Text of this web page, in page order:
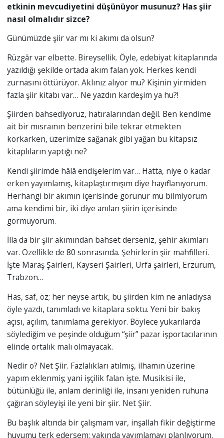
etkinin mevcudiyetini düşünüyor musunuz? Has şiir
nasıl olmalıdır sizce?
Günümüzde şiir var mı ki akımı da olsun?
Rüzgâr var elbette. Bireysellik. Öyle, edebiyat kitaplarında
yazıldığı şekilde ortada akım falan yok. Herkes kendi
zurnasını öttürüyor. Aklınız alıyor mu? Kişinin yirmiden
fazla şiir kitabı var… Ne yazdın kardeşim ya hu?!
Şiirden bahsediyoruz, hatıralarından değil. Ben kendime
ait bir mısraının benzerini bile tekrar etmekten
korkarken, üzerimize sağanak gibi yağan bu kitapsız
kitaplıların yaptığı ne?
Kendi şiirimde hâlâ endişelerim var… Hatta, niye o kadar
erken yayımlamış, kitaplaştırmışım diye hayıflanıyorum.
Herhangi bir akımın içerisinde görünür mü bilmiyorum
ama kendimi bir, iki diye anılan şiirin içerisinde
görmüyorum.
İlla da bir şiir akımından bahset derseniz, şehir akımları
var. Özellikle de 80 sonrasında. Şehirlerin şiir mahfilleri.
İşte Maraş Şairleri, Kayseri Şairleri, Urfa şairleri, Erzurum,
Trabzon…
Has, saf, öz; her neyse artık, bu şiirden kim ne anladıysa
öyle yazdı, tanımladı ve kitaplara soktu. Yeni bir bakış
açısı, açılım, tanımlama gerekiyor. Böylece yukarılarda
söylediğim ve peşinde olduğum “şiir” pazar işportacılarının
elinde ortalık malı olmayacak.
Nedir o? Net Şiir. Fazlalıkları atılmış, ilhamın üzerine
yapım eklenmiş; yani işçilik falan işte. Musikisi ile,
bütünlüğü ile, anlam derinliği ile, insanı yeniden ruhuna
çağıran söyleyişi ile yeni bir şiir. Net Şiir.
Bu başlık altında bir çalışmam var, inşallah fikir değiştirme
huyumu terk edersem; yakında yayımlamayı planlıyorum.